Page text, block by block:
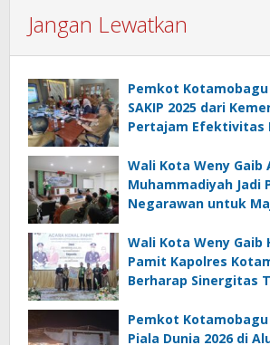
Jangan Lewatkan
Pemkot
SAKIP 2025 dari
Pertajam Efektivitas
Wali Kota Weny Gaib
Muhammadiyah Jadi
Negarawan untuk
Wali Kota Weny Gaib
Pamit Kapolres
Berharap Sinergitas
Pemkot
Piala Dunia 2026 di